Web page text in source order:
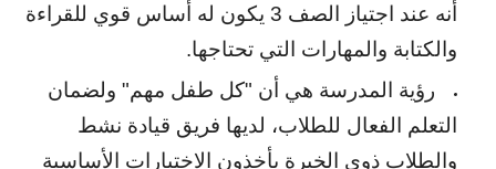
أنه عند اجتياز الصف 3 يكون له أساس قوي للقراءة
والكتابة والمهارات التي تحتاجها.
رؤية المدرسة هي أن "كل طفل مهم" ولضمان
التعلم الفعال للطلاب، لديها فريق قيادة نشط
والطلاب ذوي الخبرة يأخذون الاختبارات الأساسية